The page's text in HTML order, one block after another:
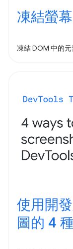
凍結螢
凍結 DOM 中的元
使用開
圖的 4